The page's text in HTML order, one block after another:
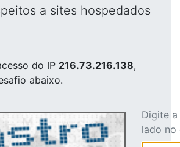
a sites hospedados
do IP 216.73.216.138,
abaixo.
Digite
lado no